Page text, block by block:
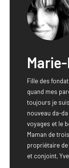
Fille des
quand mes
toujours je
nouveau da-
voyages et le
Maman de
propriétaire
et conjoint,